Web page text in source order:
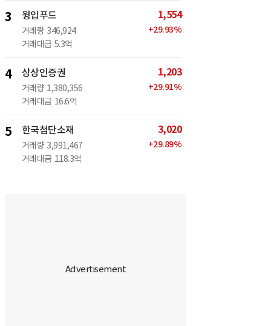
3 윙입푸드
거래량 346,924
거래대금 5.3억
1,554
+29.93%
4 상상인증권
거래량 1,380,356
거래대금 16.6억
1,203
+29.91%
5 한국첨단소재
거래량 3,991,467
거래대금 118.3억
3,020
+29.89%